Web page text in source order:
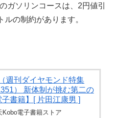
ガソリンコースは、2円値引
の制約があります。
週刊ダイヤモンド特集
） 新体制が挑む第二の
書籍】[ 片田江康男 ]
Kobo電子書籍ストア